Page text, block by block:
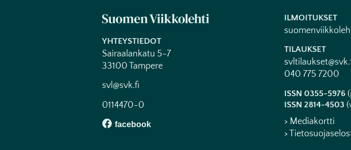
YHTEYSTIEDOT
Sairaalankatu 5-7
33100 Tampere
svl@svk.fi
0114470-0
ILMOITUKSET
TILAUKSET
040 775 7200
ISSN 0355-5976
ISSN 2814-4503
> Mediakortti
>